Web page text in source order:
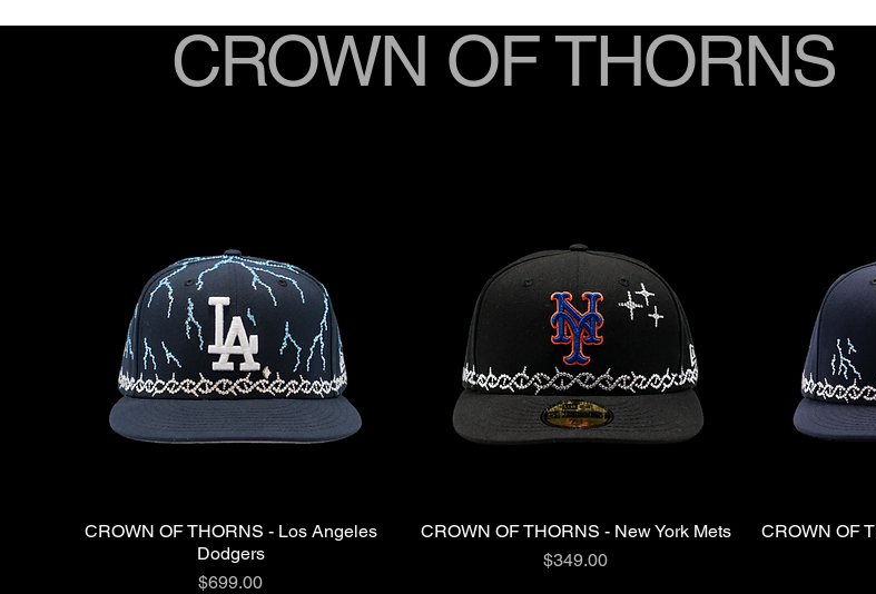
CROWN OF THORNS
クイックビュー
CROWN OF THORNS - Los Angeles
Dodgers
価格
$699.00
クイックビュー
CROWN OF THORNS - New York Mets
価格
$349.00
CROWN OF